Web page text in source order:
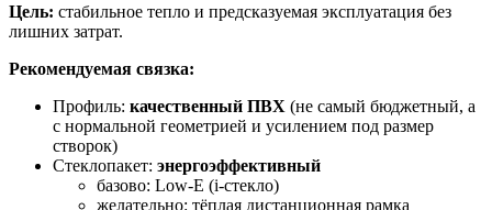
Цель: стабильное тепло и предсказуемая эксплуатация без
лишних затрат.
Рекомендуемая связка:
Профиль: качественный ПВХ (не самый бюджетный, а
с нормальной геометрией и усилением под размер
створок)
Стеклопакет: энергоэффективный
базово: Low-E (i-стекло)
желательно: тёплая дистанционная рамка